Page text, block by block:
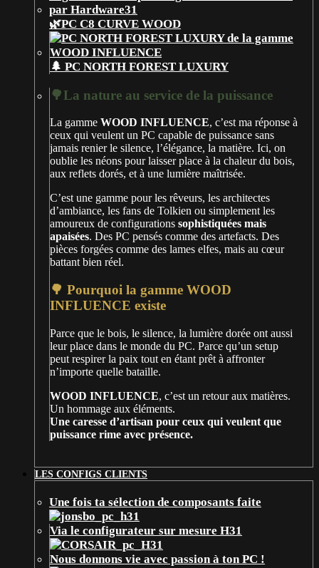
🌿PC C8 CURVE WOOD
🌲 PC NORTH FOREST LUXURY
🌳La nature au service de la puissance
La gamme WOOD INFLUENCE, c’est ma réponse à
ceux qui veulent un PC capable de puissance sans
jamais renier le silence, l’élégance, la matière. Ici, on
oublie les néons pour laisser place à la chaleur du bois,
aux reflets dorés, et à une lumière maîtrisée.
C’est une gamme pour les rêveurs, les architectes
d’ambiance, les fans de Tolkien ou simplement les
amoureux de configurations sophistiquées mais
apaisées. Des PC pensés comme des artefacts. Des
pièces forgées comme des lames elfes, mais au cœur
battant bien réel.
🌳 Pourquoi la gamme WOOD
INFLUENCE existe
Parce que le bois, le silence, la lumière dorée ont aussi
leur place dans le monde du PC. Parce qu’un setup
peut respirer la paix tout en étant prêt à affronter
n’importe quelle bataille.
WOOD INFLUENCE, c’est un retour aux matières.
Un hommage aux éléments.
Une caresse d’artisan pour ceux qui veulent que
puissance rime avec présence.
LES CONFIGS CLIENTS
Une fois ta sélection de composants faite
Via le configurateur sur mesure H31
Nous donnons vie avec passion à ton PC !